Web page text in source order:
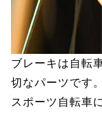
ブレーキは自転
切なパーツです
スポーツ自転車